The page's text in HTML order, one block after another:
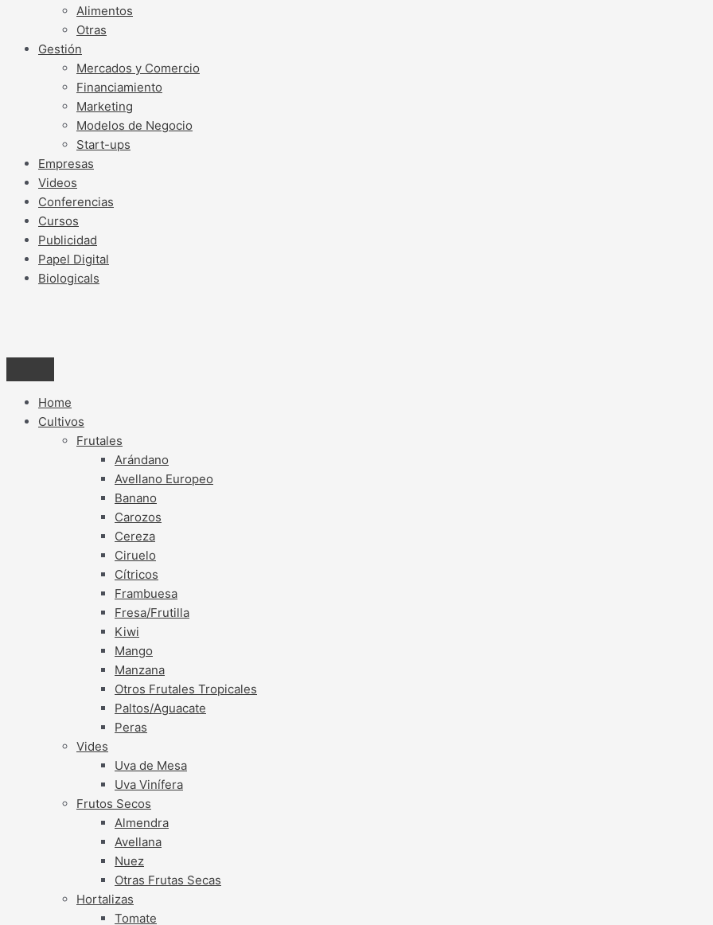
Alimentos
Otras
Gestión
Mercados y Comercio
Financiamiento
Marketing
Modelos de Negocio
Start-ups
Empresas
Videos
Conferencias
Cursos
Publicidad
Papel Digital
Biologicals
Home
Cultivos
Frutales
Arándano
Avellano Europeo
Banano
Carozos
Cereza
Ciruelo
Cítricos
Frambuesa
Fresa/Frutilla
Kiwi
Mango
Manzana
Otros Frutales Tropicales
Paltos/Aguacate
Peras
Vides
Uva de Mesa
Uva Vinífera
Frutos Secos
Almendra
Avellana
Nuez
Otras Frutas Secas
Hortalizas
Tomate